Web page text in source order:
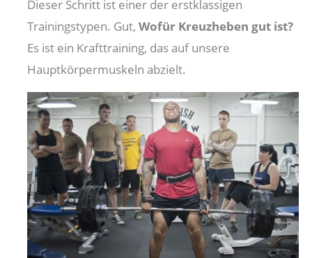
Dieser Schritt ist einer der erstklassigen
Trainingstypen. Gut,Wofür Kreuzheben gut ist?
Es ist ein Krafttraining, das auf unsere
Hauptkörpermuskeln abzielt.